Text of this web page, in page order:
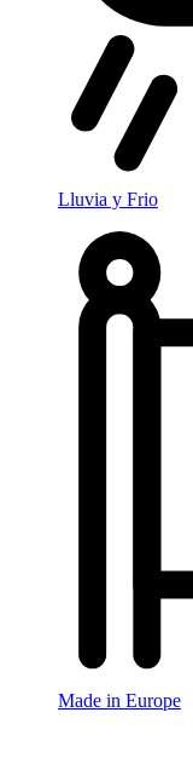
Lluvia y Frio
Made in Europe